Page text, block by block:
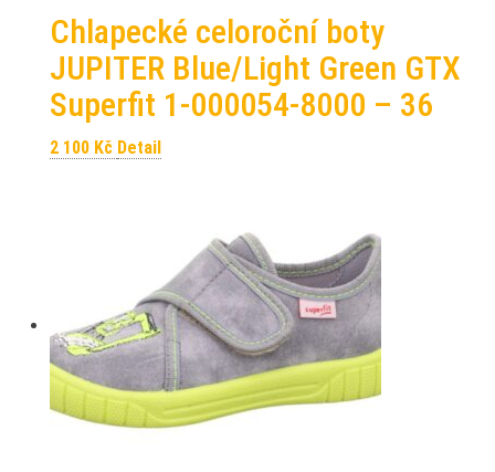
Chlapecké celoroční boty
JUPITER Blue/Light Green GTX
Superfit 1-000054-8000 – 36
2 100 Kč Detail